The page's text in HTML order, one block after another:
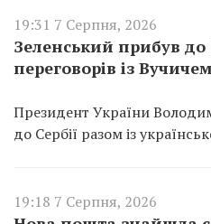
19:31 7 Серпня, 2026
Зеленський прибув до
переговорів із
Президент України
до Сербії разом із
19:18 7 Серпня, 2026